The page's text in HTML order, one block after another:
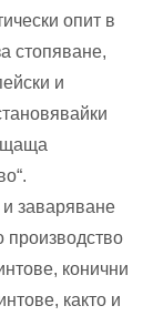
опит в
стопяване,
и
заваряване
конични
както и